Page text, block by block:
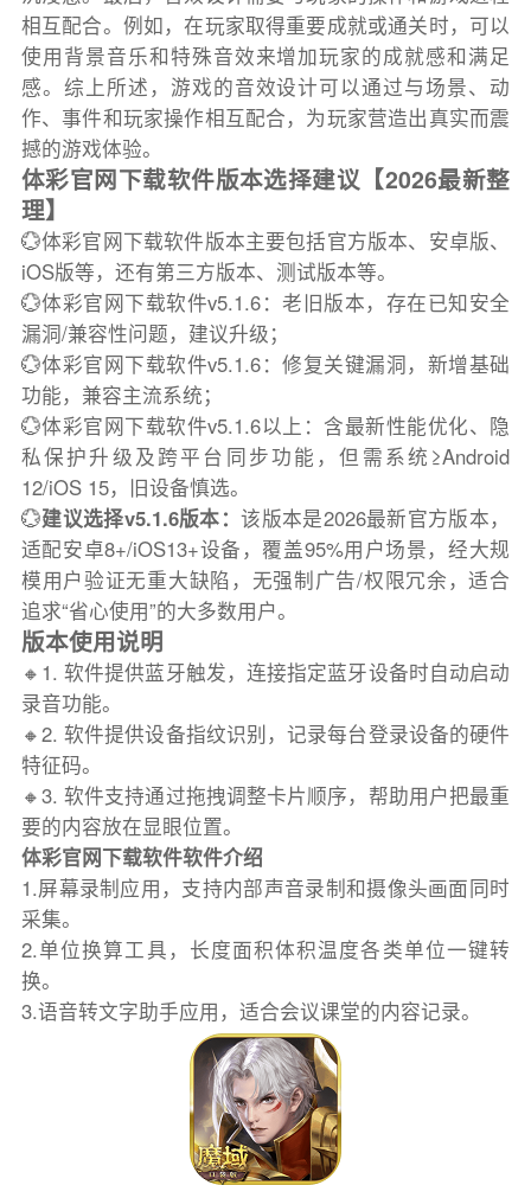
相互配合。例如，在玩家取得重要成就或通关时，可以
使用背景音乐和特殊音效来增加玩家的成就感和满足
感。综上所述，游戏的音效设计可以通过与场景、动
作、事件和玩家操作相互配合，为玩家营造出真实而震
撼的游戏体验。
体彩官网下载软件版本选择建议【2026最新整
理】
💮体彩官网下载软件版本主要包括官方版本、安卓版、
iOS版等，还有第三方版本、测试版本等。
💮体彩官网下载软件v5.1.6：老旧版本，存在已知安全
漏洞/兼容性问题，建议升级；
💮体彩官网下载软件v5.1.6：修复关键漏洞，新增基础
功能，兼容主流系统；
💮体彩官网下载软件v5.1.6以上：含最新性能优化、隐
私保护升级及跨平台同步功能，但需系统≥Android
12/iOS 15，旧设备慎选。
💮建议选择v5.1.6版本：该版本是2026最新官方版本，
适配安卓8+/iOS13+设备，覆盖95%用户场景，经大规
模用户验证无重大缺陷，无强制广告/权限冗余，适合
追求“省心使用”的大多数用户。
版本使用说明
🔸1. 软件提供蓝牙触发，连接指定蓝牙设备时自动启动
录音功能。
🔸2. 软件提供设备指纹识别，记录每台登录设备的硬件
特征码。
🔸3. 软件支持通过拖拽调整卡片顺序，帮助用户把最重
要的内容放在显眼位置。
体彩官网下载软件软件介绍
1.屏幕录制应用，支持内部声音录制和摄像头画面同时
采集。
2.单位换算工具，长度面积体积温度各类单位一键转
换。
3.语音转文字助手应用，适合会议课堂的内容记录。